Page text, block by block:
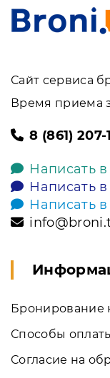
Сайт сервиса
Время приема
8 (861) 207-
Написать
Написать в
Написать
Бронирование
Способы
Согласие на